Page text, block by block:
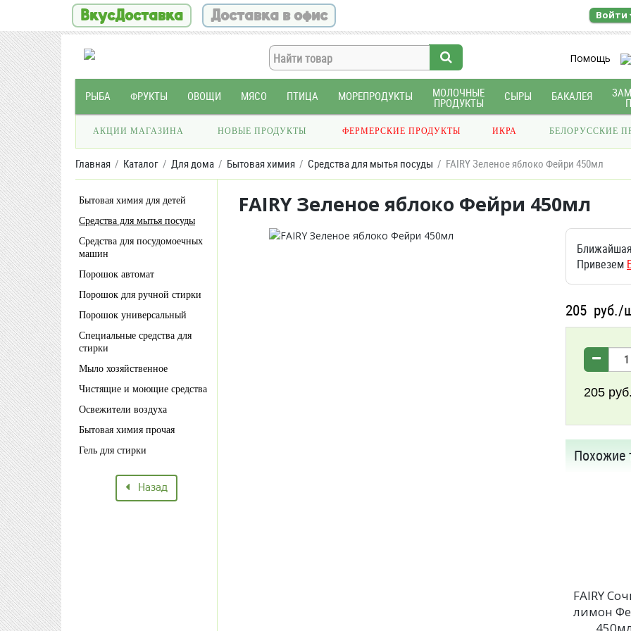
ВкусДоставка Доставка в офис Войти
Помощь
РЫБА ФРУКТЫ ОВОЩИ МЯСО ПТИЦА МОРЕПРОДУКТЫ МОЛОЧНЫЕ
ПРОДУКТЫ
СЫРЫ БАКАЛЕЯ
АКЦИИ МАГАЗИНА НОВЫЕ ПРОДУКТЫ ФЕРМЕРСКИЕ ПРОДУКТЫ ИКРА БЕЛОРУССКИЕ
Главная Каталог Для дома Бытовая химия Средства для мытья посуды FAIRY Зеленое яблоко Фейри 450мл
Бытовая химия для детей
Средства для мытья посуды
Средства для посудомоечных
машин
Порошок автомат
Порошок для ручной стирки
Порошок универсальный
Специальные средства для
стирки
Мыло хозяйственное
Чистящие и моющие средства
Освежители воздуха
Бытовая химия прочая
Гель для стирки
Назад
FAIRY Зеленое яблоко Фейри 450мл
Привезем
205 руб./
205 руб.
Похожие
FAIRY
лимон